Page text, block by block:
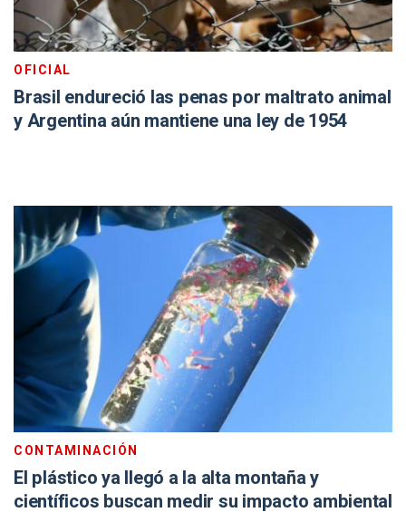
OFICIAL
Brasil endureció las penas por maltrato animal
y Argentina aún mantiene una ley de 1954
CONTAMINACIÓN
El plástico ya llegó a la alta montaña y
científicos buscan medir su impacto ambiental